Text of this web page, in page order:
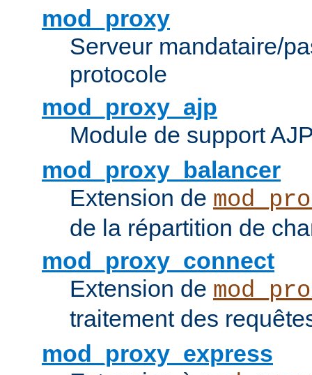
mod_proxy
Serveur mandataire/
protocole
mod_proxy_ajp
Module de support
mod_proxy_balancer
Extension de
de la répartition de
mod_proxy_connect
Extension de
traitement des
mod_proxy_express